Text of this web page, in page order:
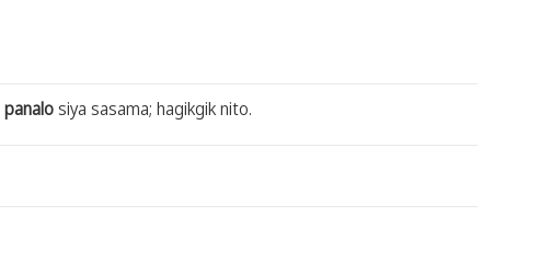
panalosiya sasama; hagikgik nito.